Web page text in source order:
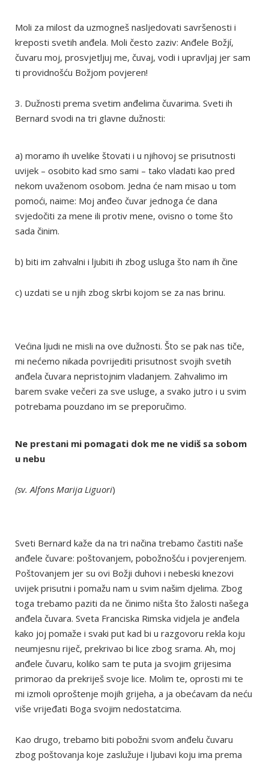
Moli za milost da uzmogneš nasljedovati savršenosti i
kreposti svetih anđela. Moli često zaziv: Anđele Božjí,
čuvaru moj, prosvjetljuj me, čuvaj, vodi i upravljaj jer sam
ti providnošću Božjom povjeren!
3. Dužnosti prema svetim anđelima čuvarima. Sveti ih
Bernard svodi na tri glavne dužnosti:
a) moramo ih uvelike štovati i u njihovoj se prisutnosti
uvijek – osobito kad smo sami – tako vladati kao pred
nekom uvaženom osobom. Jedna će nam misao u tom
pomoći, naime: Moj anđeo čuvar jednoga će dana
svjedočiti za mene ili protiv mene, ovisno o tome što
sada činim.
b) biti im zahvalni i ljubiti ih zbog usluga što nam ih čine
c) uzdati se u njih zbog skrbi kojom se za nas brinu.
Većina ljudi ne misli na ove dužnosti. Što se pak nas tiče,
mi nećemo nikada povrijediti prisutnost svojih svetih
anđela čuvara nepristojnim vladanjem. Zahvalimo im
barem svake večeri za sve usluge, a svako jutro i u svim
potrebama pouzdano im se preporučimo.
Ne prestani mi pomagati dok me ne vidiš sa sobom
u nebu
(sv. Alfons Marija Liguori)
Sveti Bernard kaže da na tri načina trebamo častiti naše
anđele čuvare: poštovanjem, pobožnošću i povjerenjem.
Poštovanjem jer su ovi Božji duhovi i nebeski knezovi
uvijek prisutni i pomažu nam u svim našim djelima. Zbog
toga trebamo paziti da ne činimo ništa što žalosti našega
anđela čuvara. Sveta Franciska Rimska vidjela je anđela
kako joj pomaže i svaki put kad bi u razgovoru rekla koju
neumjesnu riječ, prekrivao bi lice zbog srama. Ah, moj
anđele čuvaru, koliko sam te puta ja svojim grijesima
primorao da prekriješ svoje lice. Molim te, oprosti mi te
mi izmoli oproštenje mojih grijeha, a ja obećavam da neću
više vrijeđati Boga svojim nedostatcima.
Kao drugo, trebamo biti pobožni svom anđelu čuvaru
zbog poštovanja koje zaslužuje i ljubavi koju ima prema